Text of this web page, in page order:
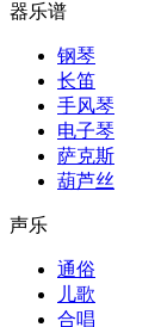
器乐谱
钢琴
长笛
手风琴
电子琴
萨克斯
葫芦丝
声乐
通俗
儿歌
合唱